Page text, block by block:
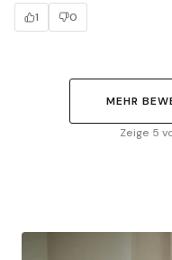
1 0
MEHR
Zeige 5